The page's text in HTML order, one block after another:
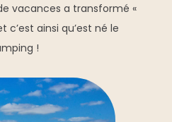
vacances a transformé «
c’est ainsi qu’est né le
!